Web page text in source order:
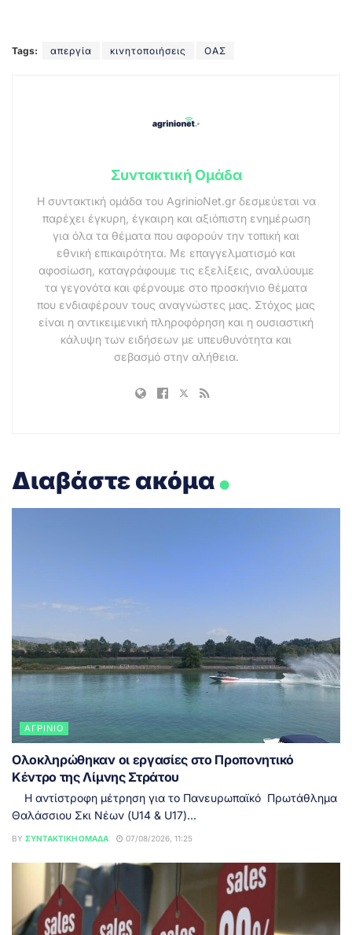
Tags: απεργία κινητοποιήσεις ΟΑΣ
Συντακτική Ομάδα
Η συντακτική ομάδα του AgrinioNet.gr δεσμεύεται να
παρέχει έγκυρη, έγκαιρη και αξιόπιστη ενημέρωση
για όλα τα θέματα που αφορούν την τοπική και
εθνική επικαιρότητα. Με επαγγελματισμό και
αφοσίωση, καταγράφουμε τις εξελίξεις, αναλύουμε
τα γεγονότα και φέρνουμε στο προσκήνιο θέματα
που ενδιαφέρουν τους αναγνώστες μας. Στόχος μας
είναι η αντικειμενική πληροφόρηση και η ουσιαστική
κάλυψη των ειδήσεων με υπευθυνότητα και
σεβασμό στην αλήθεια.
Διαβάστε ακόμα.
ΑΓΡΊΝΙΟ
Ολοκληρώθηκαν οι εργασίες στο Προπονητικό
Κέντρο της Λίμνης Στράτου
Η αντίστροφη μέτρηση για το Πανευρωπαϊκό Πρωτάθλημα
Θαλάσσιου Σκι Νέων (U14 & U17)...
BY ΣΥΝΤΑΚΤΙΚΉ ΟΜΆΔΑ 07/08/2026, 11:25